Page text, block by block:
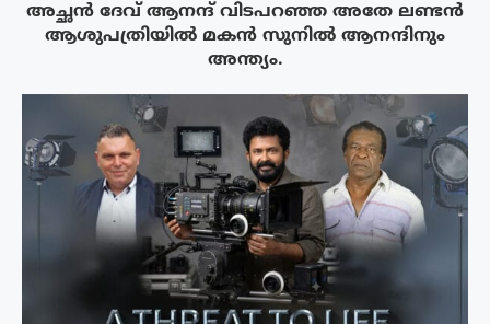
അച്ഛൻ ദേവ് ആനന്ദ് വിടപറഞ്ഞ അതേ ലണ്ടൻ
ആശുപത്രിയിൽ മകൻ സുനിൽ ആനന്ദിനും
അന്ത്യം.